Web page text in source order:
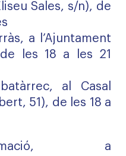
Sales, s/n), de
a l’Ajuntament
les 18 a les 21
al Casal
51), de les 18 a
a